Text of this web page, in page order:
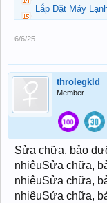
Lắp Đặt Máy
6/6/25
throlegkld
Member
Sửa chữa, bảo
nhiêuSửa chữa,
nhiêuSửa chữa,
nhiêuSửa chữa,